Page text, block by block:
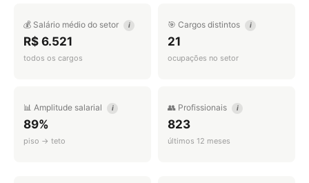
💰 Salário médio do setor i
R$ 6.521
todos os cargos
🎯 Cargos distintos i
21
ocupações no setor
📊 Amplitude salarial i
89%
piso → teto
👥 Profissionais i
823
últimos 12 meses